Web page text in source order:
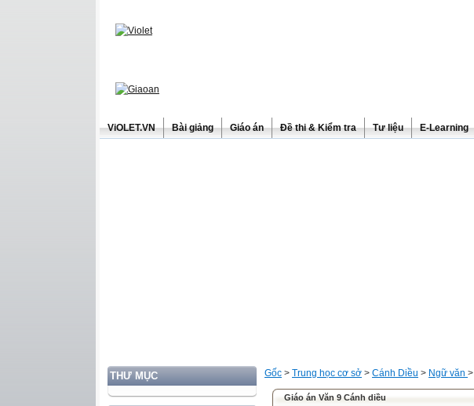
ViOLET.VN Bài giảng Giáo án Đề thi & Kiểm tra Tư liệu E-Learning
THƯ MỤC Gốc > Trung học cơ sở > Cánh Diều > Ngữ văn >
Giáo án Văn 9 Cánh diều